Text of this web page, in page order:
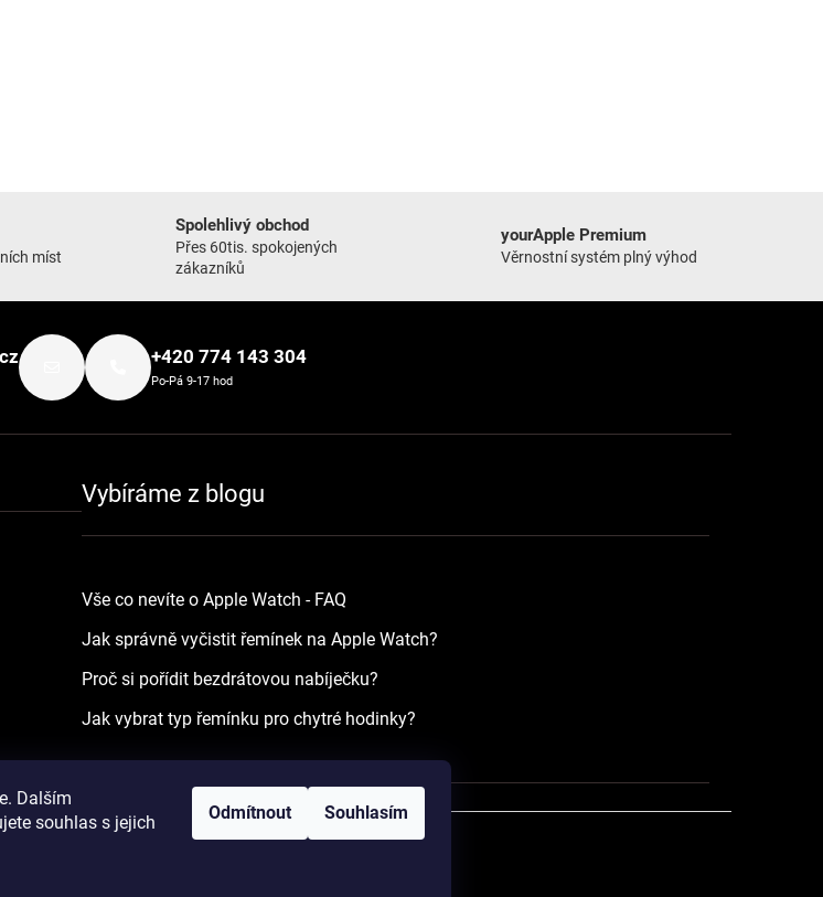
Dalším
souhlas s jejich
Odmítnout Souhlasím
míst
Spolehlivý obchod
Přes 60tis. spokojených
zákazníků
yourApple Premium
Věrnostní systém plný výhod
+420 774 143 304
Po-Pá 9-17 hod
Vybíráme z blogu
Vše co nevíte o Apple Watch - FAQ
Jak správně vyčistit řemínek na Apple Watch?
Proč si pořídit bezdrátovou nabíječku?
Jak vybrat typ řemínku pro chytré hodinky?
2026